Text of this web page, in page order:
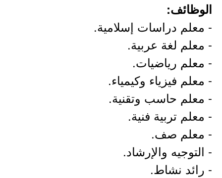
الوظائف:
- معلم دراسات إسلامية.
- معلم لغة عربية.
- معلم رياضيات.
- معلم فيزياء وكيمياء.
- معلم حاسب وتقنية.
- معلم تربية فنية.
- معلم صف.
- التوجيه والإرشاد.
- رائد نشاط.